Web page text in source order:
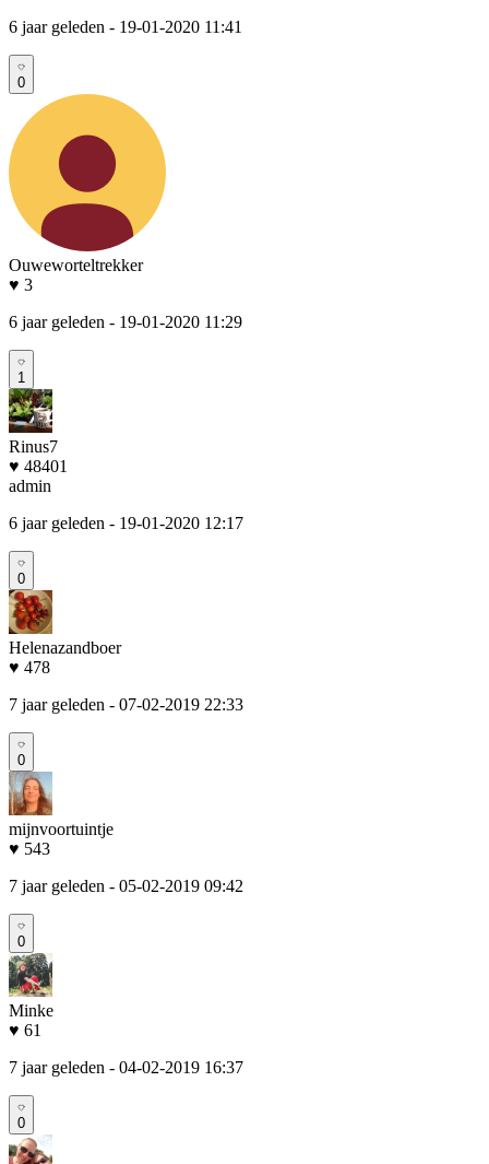
6 jaar geleden - 19-01-2020 11:41
0
Ouweworteltrekker
♥ 3
6 jaar geleden - 19-01-2020 11:29
1
Rinus7
♥ 48401
admin
6 jaar geleden - 19-01-2020 12:17
0
Helenazandboer
♥ 478
7 jaar geleden - 07-02-2019 22:33
0
mijnvoortuintje
♥ 543
7 jaar geleden - 05-02-2019 09:42
0
Minke
♥ 61
7 jaar geleden - 04-02-2019 16:37
0